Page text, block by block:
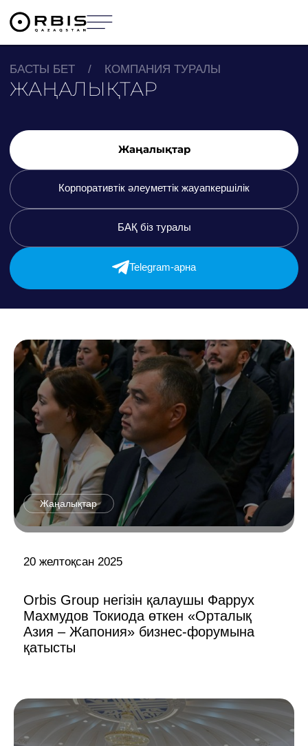
БАСТЫ БЕТ / КОМПАНИЯ ТУРАЛЫ
ЖАҢАЛЫҚТАР
Жаңалықтар
Корпоративтік әлеуметтік жауапкершілік
БАҚ біз туралы
Telegram-арна
Жаңалықтар
20 желтоқсан 2025
Orbis Group негізін қалаушы Фаррух
Махмудов Токиода өткен «Орталық
Азия – Жапония» бизнес-форумына
қатысты